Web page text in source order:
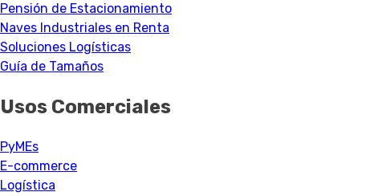
Pensión de Estacionamiento
Naves Industriales en Renta
Soluciones Logísticas
Guía de Tamaños
Usos Comerciales
PyMEs
E-commerce
Logística